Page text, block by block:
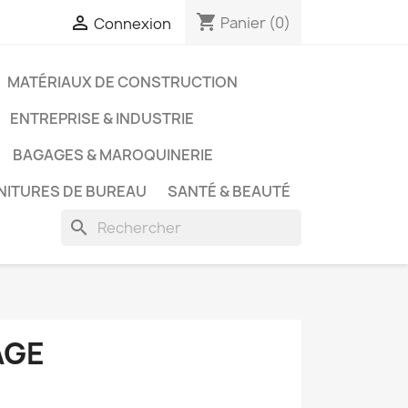
 Connexion shopping_cart Panier (0)
MATÉRIAUX DE CONSTRUCTION
ENTREPRISE & INDUSTRIE
BAGAGES & MAROQUINERIE
DE BUREAU SANTÉ & BEAUTÉ
search